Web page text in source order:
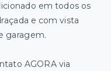
em todos os
e com vista
garagem.
AGORA via